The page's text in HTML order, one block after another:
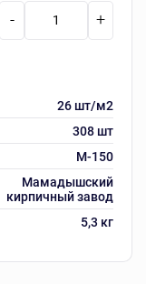
26 шт/м2
308 шт
M-150
Мамадышский
кирпичный завод
5,3 кг
- +